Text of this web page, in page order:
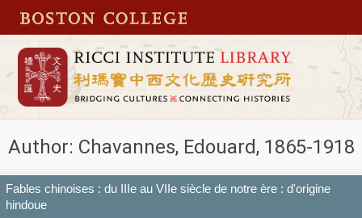
Author: Chavannes, Edouard, 1865-1918
Fables chinoises : du IIIe au VIIe siècle de notre ère : d'origine
hindoue